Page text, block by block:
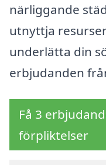
närliggande
utnyttja
underlätta din
erbjudanden
Få 3
förpliktelser